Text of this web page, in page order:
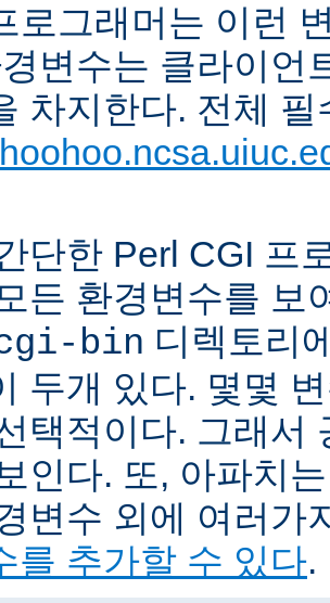
로그래머는 이런
변수는 클라이언
차지한다. 전체
단한 Perl CGI 프
든 환경변수를 보
bin 디렉토리
두개 있다. 몇몇
택적이다. 그래서
인다. 또, 아파치
변수 외에 여러가
를 추가할 수 있다.